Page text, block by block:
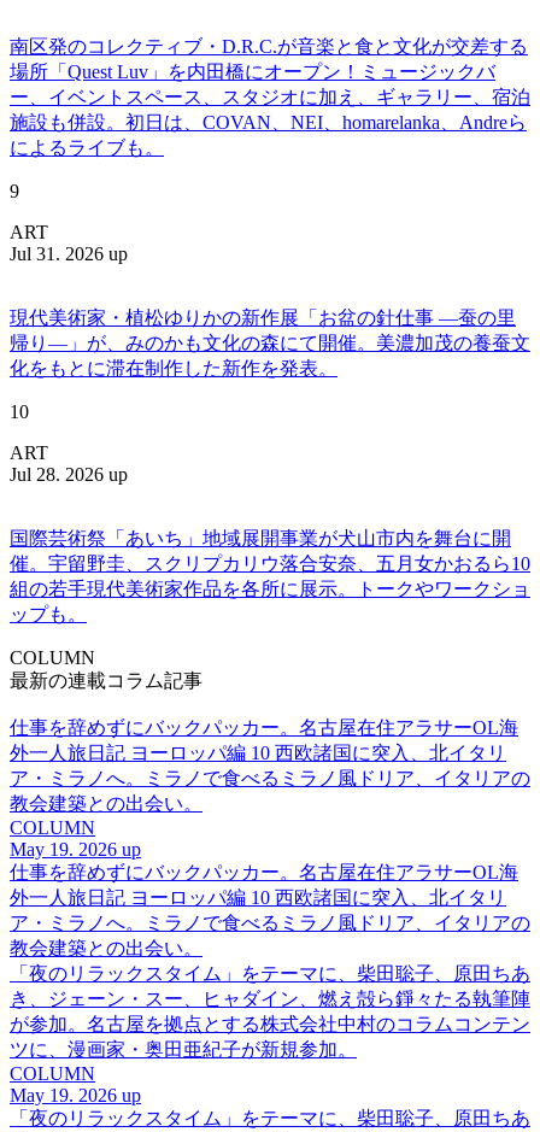
南区発のコレクティブ・D.R.C.が⾳楽と⾷と⽂化が交差する
場所「Quest Luv」を内田橋にオープン！ミュージックバ
ー、イベントスペース、スタジオに加え、ギャラリー、宿泊
施設も併設。初日は、COVAN、NEI、homarelanka、Andreら
によるライブも。
9
ART
Jul 31. 2026 up
現代美術家・植松ゆりかの新作展「お盆の針仕事 ―蚕の里
帰り―」が、みのかも文化の森にて開催。美濃加茂の養蚕文
化をもとに滞在制作した新作を発表。
10
ART
Jul 28. 2026 up
国際芸術祭「あいち」地域展開事業が犬山市内を舞台に開
催。宇留野圭、スクリプカリウ落合安奈、五月女かおるら10
組の若手現代美術家作品を各所に展示。トークやワークショ
ップも。
COLUMN
最新の連載コラム記事
仕事を辞めずにバックパッカー。名古屋在住アラサーOL海
外一人旅日記 ヨーロッパ編 10 西欧諸国に突入、北イタリ
ア・ミラノへ。ミラノで食べるミラノ風ドリア、イタリアの
教会建築との出会い。
COLUMN
May 19. 2026 up
仕事を辞めずにバックパッカー。名古屋在住アラサーOL海
外一人旅日記 ヨーロッパ編 10 西欧諸国に突入、北イタリ
ア・ミラノへ。ミラノで食べるミラノ風ドリア、イタリアの
教会建築との出会い。
「夜のリラックスタイム」をテーマに、柴田聡子、原田ちあ
き、ジェーン・スー、ヒャダイン、燃え殻ら錚々たる執筆陣
が参加。名古屋を拠点とする株式会社中村のコラムコンテン
ツに、漫画家・奥田亜紀子が新規参加。
COLUMN
May 19. 2026 up
「夜のリラックスタイム」をテーマに、柴田聡子、原田ちあ